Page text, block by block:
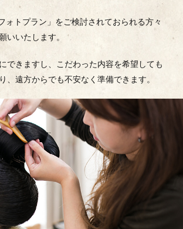
ォトプラン」をご検討されておられる方々
いいたします。
できますし、こだわった内容を希望しても
、遠方からでも不安なく準備できます。